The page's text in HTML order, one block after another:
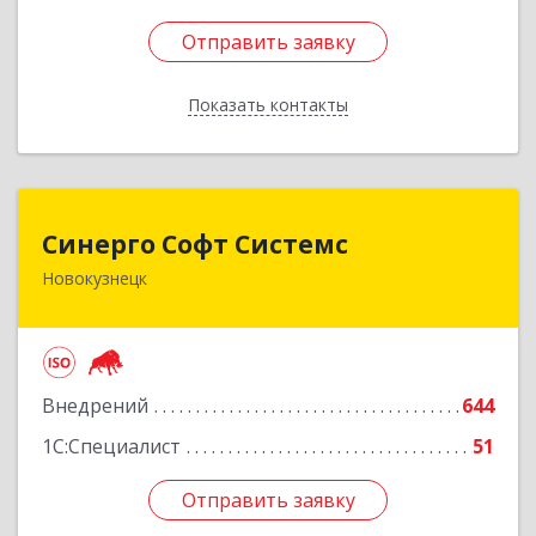
Отправить заявку
Показать контакты
Отправить заявку
Назад
Синерго Софт Системс
Новокузнецк
Внедрений
644
1С:Специалист
51
Отправить заявку
Синерго Софт Системс
654005, Кемеровская обл, Новокузнецк г,
Отправить заявку